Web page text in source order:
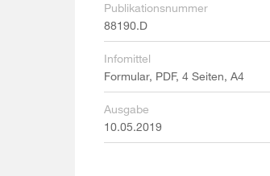
Publikationsnummer
88190.D
Infomittel
Formular, PDF, 4 Seiten, A4
Ausgabe
10.05.2019